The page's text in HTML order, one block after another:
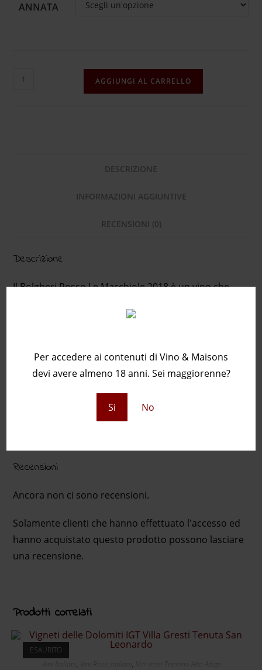
Per accedere ai contenuti di Vino & Maisons
devi avere almeno 18 anni. Sei maggiorenne?
Si No
ANNATA
AGGIUNGI AL CARRELLO
DESCRIZIONE
INFORMAZIONI AGGIUNTIVE
RECENSIONI (0)
Descrizione
Il Bolgheri Rosso Le Macchiole 2018 è un vino che
note speziate, di menta e di liquirizia. Al palato risulta
equilibrato e intenso.
Informazioni aggiuntive
2018, 2020
Recensioni
Ancora non ci sono recensioni.
Solamente clienti che hanno effettuato l'accesso ed
hanno acquistato questo prodotto possono lasciare
una recensione.
Prodotti correlati
ESAURITO